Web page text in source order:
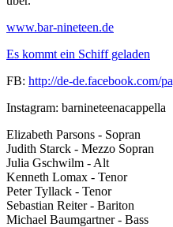
www.bar-nineteen.de
Es kommt ein Schiff geladen
FB: http://de-de.facebook.com/
Instagram: barnineteenacappella
Elizabeth Parsons - Sopran
Judith Starck - Mezzo Sopran
Julia Gschwilm - Alt
Kenneth Lomax - Tenor
Peter Tyllack - Tenor
Sebastian Reiter - Bariton
Michael Baumgartner - Bass